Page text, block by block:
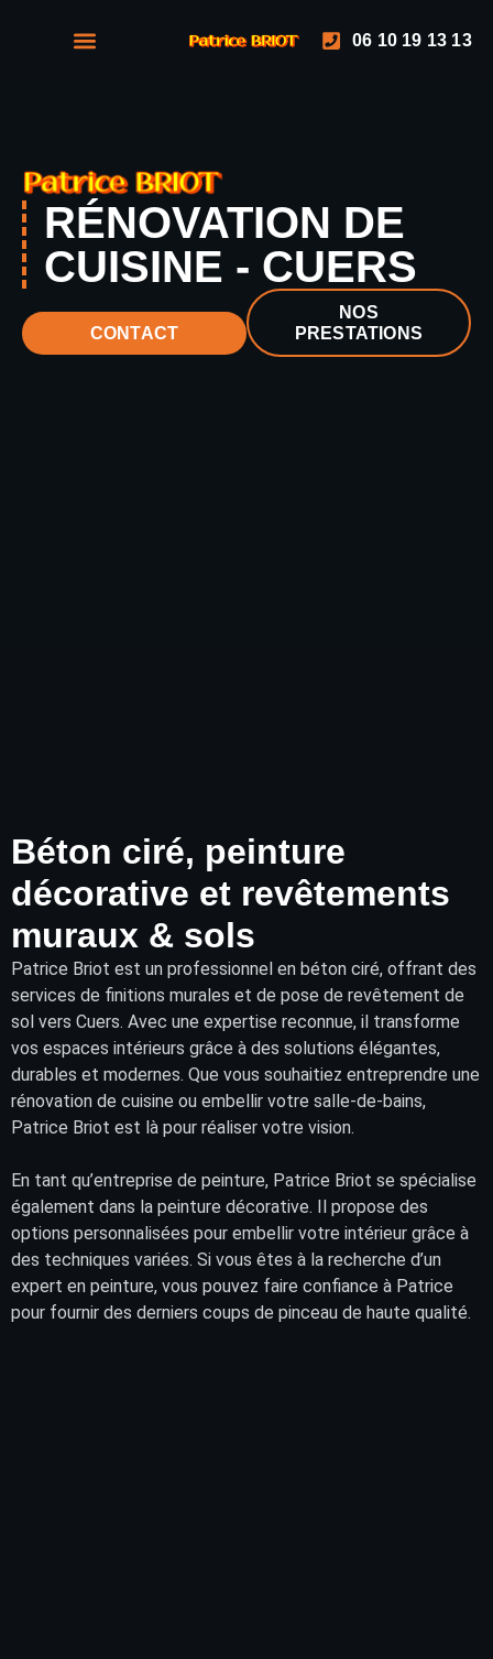
06 10 19 13 13
RÉNOVATION DE
CUISINE - CUERS
CONTACT
NOS
PRESTATIONS
Béton ciré, peinture
décorative et revêtements
muraux & sols
Patrice Briot est un professionnel en béton ciré, offrant des
services de finitions murales et de pose de revêtement de
sol vers Cuers. Avec une expertise reconnue, il transforme
vos espaces intérieurs grâce à des solutions élégantes,
durables et modernes. Que vous souhaitiez entreprendre une
rénovation de cuisine ou embellir votre salle-de-bains,
Patrice Briot est là pour réaliser votre vision.
En tant qu’entreprise de peinture, Patrice Briot se spécialise
également dans la peinture décorative. Il propose des
options personnalisées pour embellir votre intérieur grâce à
des techniques variées. Si vous êtes à la recherche d’un
expert en peinture, vous pouvez faire confiance à Patrice
pour fournir des derniers coups de pinceau de haute qualité.